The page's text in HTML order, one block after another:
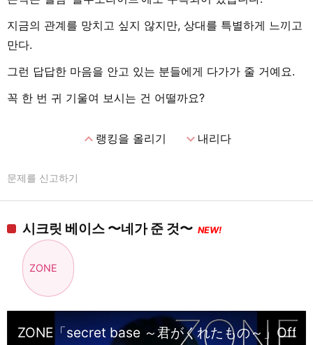
지금의 관계를 망치고 싶지 않지만, 상대를 특별하게 느끼고
만다.
그런 답답한 마음을 안고 있는 분들에게 다가가 줄 거예요.
꼭 한 번 귀 기울여 보시는 건 어떨까요?
expand_less랭킹을 올리기 expand_more내리다
문제를 신고하기
시크릿 베이스 〜네가 준 것〜 NEW!
ZONE
ZONE「secret base ～君がくれたもの～」